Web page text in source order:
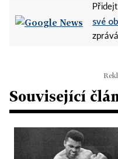
své
Související